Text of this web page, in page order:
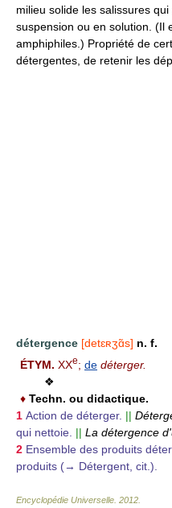
milieu solide les salissures
suspension ou en solution. (Il
amphiphiles.) Propriété de
détergentes, de retenir les
détergence [detɛʀʒɑ̃s] n. f.
ÉTYM. XXe; de déterger.
❖
♦ Techn. ou didactique.
1 Action de déterger. ||
qui nettoie. || La détergence
2 Ensemble des produits
produits (→ Détergent, cit.).
Encyclopédie Universelle 2012